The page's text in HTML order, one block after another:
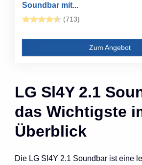
Soundbar mit...
(713)
Zum Angebot
LG Sl4Y 2.1
das Wichtigste
Überblick
Die LG Sl4Y 2.1 Soundbar ist eine